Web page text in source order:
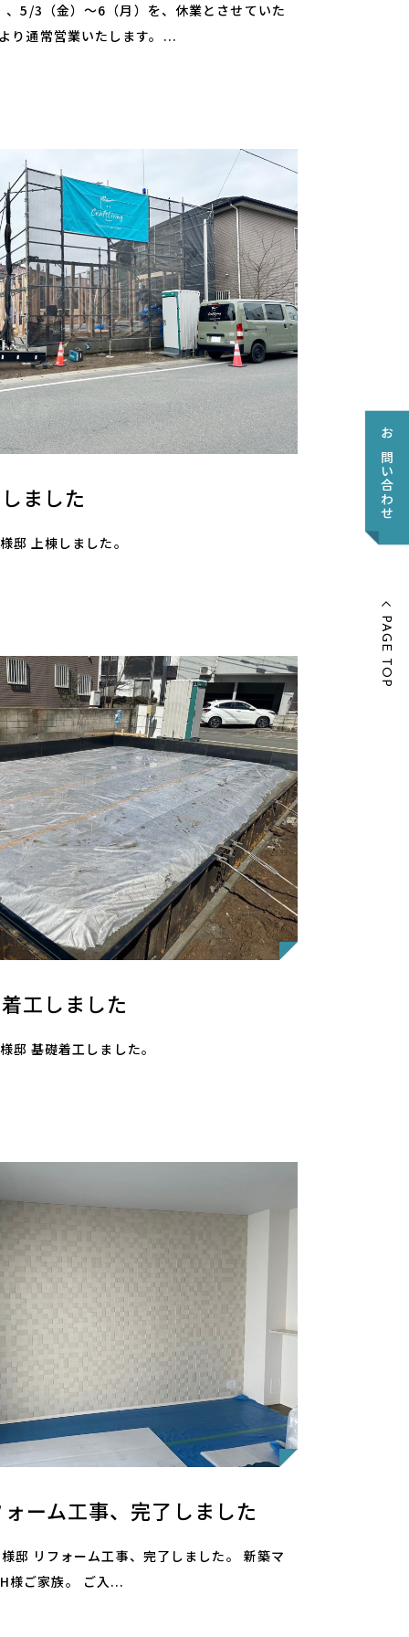
5/3（金）～6（月）を、休業とさせていた
り通常営業いたします。...
ました
上棟しました。
工しました
基礎着工しました。
ーム工事、完了しました
リフォーム工事、完了しました。 新築マ
様ご家族。 ご入...
お問い合わせ
PAGE TOP